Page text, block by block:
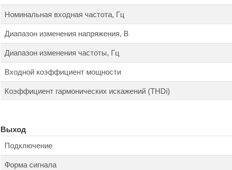
Номинальная входная частота, Гц
Диапазон изменения напряжения, В
Диапазон изменения частоты, Гц
Входной коэффициент мощности
Коэффициент гармонических искажений (THDi)
Выход
Подключение
Форма сигнала